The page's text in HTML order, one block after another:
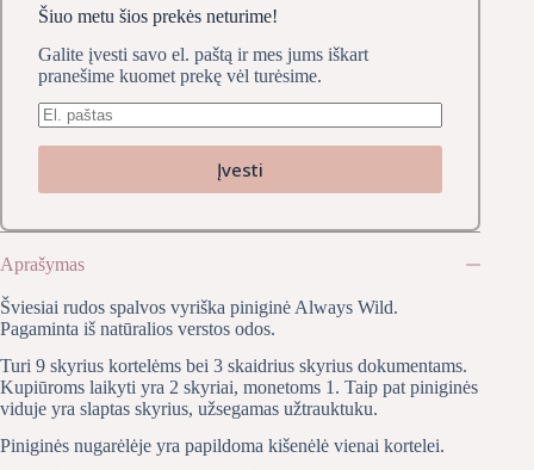
Šiuo metu šios prekės neturime!
Galite įvesti savo el. paštą ir mes jums iškart
pranešime kuomet prekę vėl turėsime.
Įvesti
Aprašymas
Šviesiai rudos spalvos vyriška piniginė Always Wild.
Pagaminta iš natūralios verstos odos.
Turi 9 skyrius kortelėms bei 3 skaidrius skyrius dokumentams.
Kupiūroms laikyti yra 2 skyriai, monetoms 1. Taip pat piniginės
viduje yra slaptas skyrius, užsegamas užtrauktuku.
Piniginės nugarėlėje yra papildoma kišenėlė vienai kortelei.